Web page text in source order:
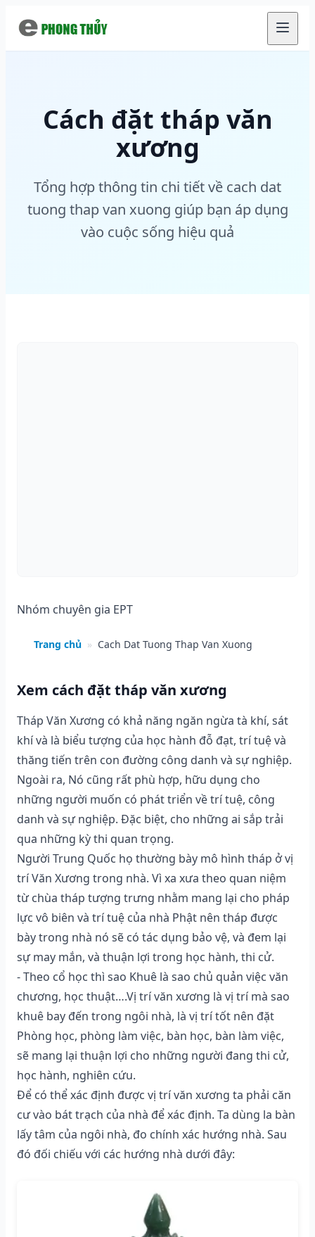
Cách đặt tháp văn
xương
Tổng hợp thông tin chi tiết về cach dat
tuong thap van xuong giúp bạn áp dụng
vào cuộc sống hiệu quả
Nhóm chuyên gia EPT
Trang chủ » Cach Dat Tuong Thap Van Xuong
Xem cách đặt tháp văn xương
Tháp Văn Xương có khả năng ngăn ngừa tà khí, sát
khí và là biểu tượng của học hành đỗ đạt, trí tuệ và
thăng tiến trên con đường công danh và sự nghiệp.
Ngoài ra, Nó cũng rất phù hợp, hữu dụng cho
những người muốn có phát triển về trí tuệ, công
danh và sự nghiệp. Đặc biệt, cho những ai sắp trải
qua những kỳ thi quan trọng.
Người Trung Quốc họ thường bày mô hình tháp ở vị
trí Văn Xương trong nhà. Vì xa xưa theo quan niệm
từ chùa tháp tượng trưng nhằm mang lại cho pháp
lực vô biên và trí tuệ của nhà Phật nên tháp được
bày trong nhà nó sẽ có tác dụng bảo vệ, và đem lại
sự may mắn, và thuận lợi trong học hành, thi cử.
- Theo cổ học thì sao Khuê là sao chủ quản việc văn
chương, học thuật….Vị trí văn xương là vị trí mà sao
khuê bay đến trong ngôi nhà, là vị trí tốt nên đặt
Phòng học, phòng làm việc, bàn học, bàn làm việc,
sẽ mang lại thuận lợi cho những người đang thi cử,
học hành, nghiên cứu.
Để có thể xác định được vị trí văn xương ta phải căn
cư vào bát trạch của nhà để xác định. Ta dùng la bàn
lấy tâm của ngôi nhà, đo chính xác hướng nhà. Sau
đó đối chiếu với các hướng nhà dưới đây: